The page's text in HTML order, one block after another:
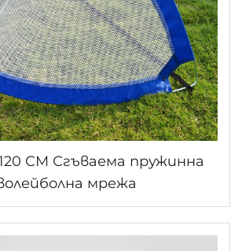
CM Сгъваема пружинна
мрежа